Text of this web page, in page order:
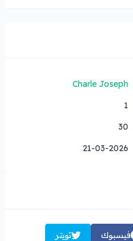
Charle Joseph
1
30
21-03-2026
فيسبوك تويتر